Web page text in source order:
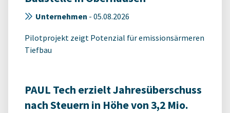
Unternehmen - 05.08.2026
Pilotprojekt zeigt Potenzial für emissionsärmeren
Tiefbau
PAUL Tech erzielt Jahresüberschuss
nach Steuern in Höhe von 3,2 Mio.